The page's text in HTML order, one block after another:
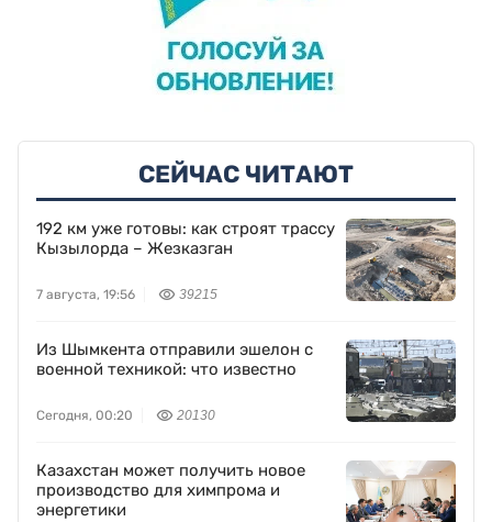
СЕЙЧАС ЧИТАЮТ
192 км уже готовы: как строят трассу
Кызылорда – Жезказган
7 августа, 19:56 39215
Из Шымкента отправили эшелон с
военной техникой: что известно
Сегодня, 00:20 20130
Казахстан может получить новое
производство для химпрома и
энергетики